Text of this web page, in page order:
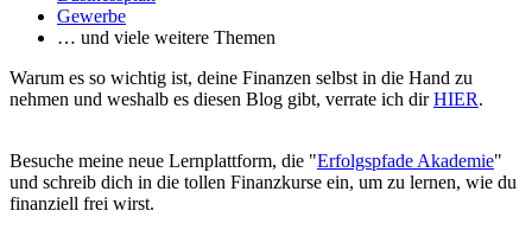
Gewerbe
… und viele weitere Themen
Warum es so wichtig ist, deine Finanzen selbst in die Hand zu
nehmen und weshalb es diesen Blog gibt, verrate ich dirHIER.
Besuche meine neue Lernplattform, die "Erfolgspfade Akademie"
und schreib dich in die tollen Finanzkurse ein, um zu lernen, wie du
finanziell frei wirst.